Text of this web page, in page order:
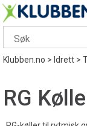
Klubben.no> Idrett>
RG